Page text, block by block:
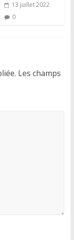
13 juillet 2022
0
Les champs